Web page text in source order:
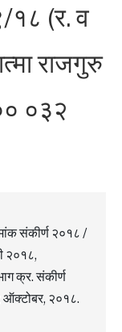
१८ (र. व
राजगुरु
०३२
संकीर्ण २०१८ /
२०१८,
क्र. संकीर्ण
ऑक्टोबर, २०१८.